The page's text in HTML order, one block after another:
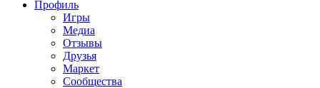
Профиль
Игры
Медиа
Отзывы
Друзья
Маркет
Сообщества